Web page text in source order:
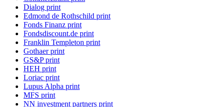
Dialog print
Edmond de Rothschild print
Fonds Finanz print
Fondsdiscount.de print
Franklin Templeton print
Gothaer print
GS&P print
HEH print
Loriac print
Lupus Alpha print
MFS print
NN investment partners print